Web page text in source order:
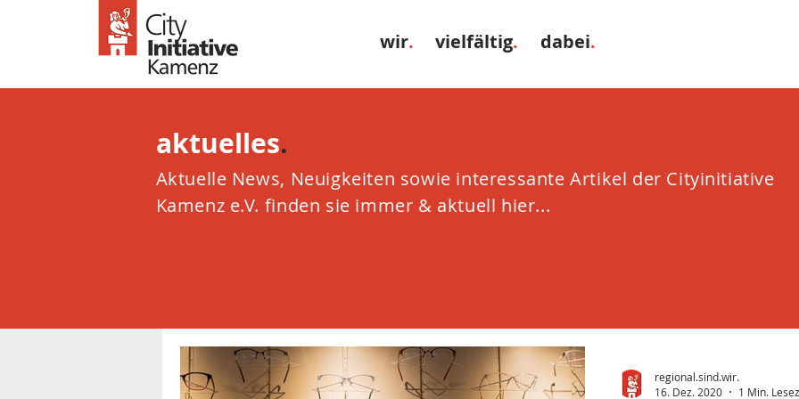
wir. vielfältig. dabei.
aktuelles.
Aktuelle News, Neuigkeiten sowie interessante Artikel der Cityinitiative
Kamenz e.V. finden sie immer & aktuell hier...
regional.sind.wir.
16. Dez. 2020
1 Min.